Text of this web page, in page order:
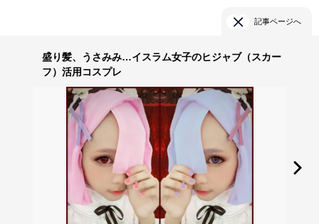
記事ページへ
盛り髪、うさみみ…イスラム女子のヒジャブ（スカー
フ）活用コスプレ